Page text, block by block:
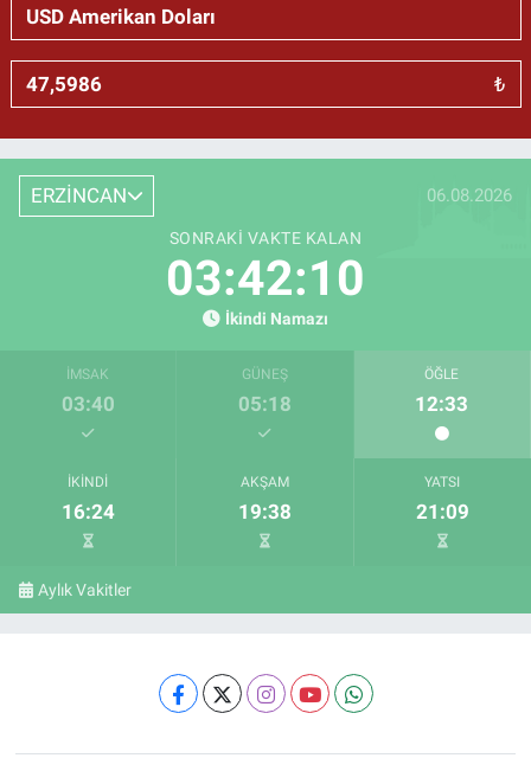
₺
ERZİNCAN 06.08.2026
SONRAKI VAKTE KALAN
03:42:09
İkindi Namazı
İMSAK
03:40
GÜNEŞ
05:18
ÖĞLE
12:33
İKINDI
16:24
AKŞAM
19:38
YATSI
21:09
Aylık Vakitler